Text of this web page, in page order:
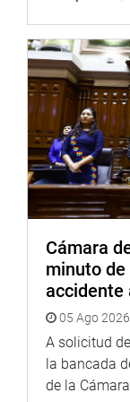
en los proyectos
12325/2025-
del Decreto
adoptado y
La congresista
la iniciativa,
interés superior
inscripción de
El presidente de
excesiva
Sin embargo,
redacción
bastaba con
se realice
notificación”.
Cámara
minuto
accidente
05 Ago
A solicitud
la bancada
de la